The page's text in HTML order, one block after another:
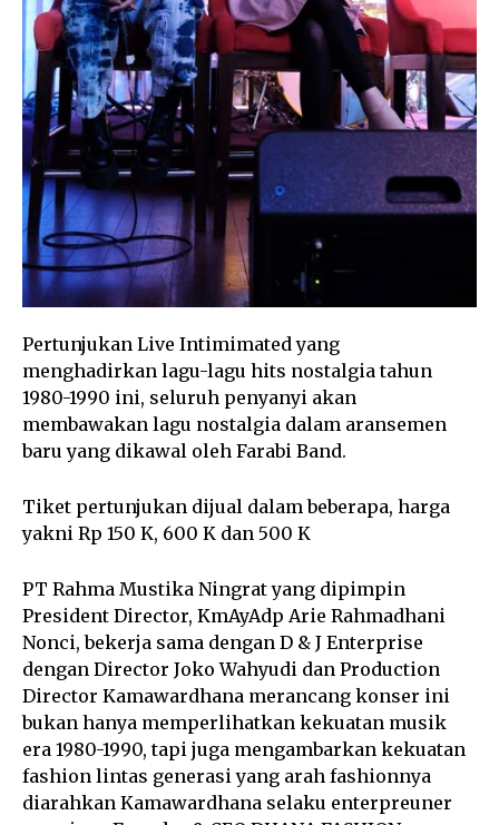
Pertunjukan Live Intimimated yang
menghadirkan lagu-lagu hits nostalgia tahun
1980-1990 ini, seluruh penyanyi akan
membawakan lagu nostalgia dalam aransemen
baru yang dikawal oleh Farabi Band.
Tiket pertunjukan dijual dalam beberapa, harga
yakni Rp 150 K, 600 K dan 500 K
PT Rahma Mustika Ningrat yang dipimpin
President Director, KmAyAdp Arie Rahmadhani
Nonci, bekerja sama dengan D & J Enterprise
dengan Director Joko Wahyudi dan Production
Director Kamawardhana merancang konser ini
bukan hanya memperlihatkan kekuatan musik
era 1980-1990, tapi juga mengambarkan kekuatan
fashion lintas generasi yang arah fashionnya
diarahkan Kamawardhana selaku enterpreuner